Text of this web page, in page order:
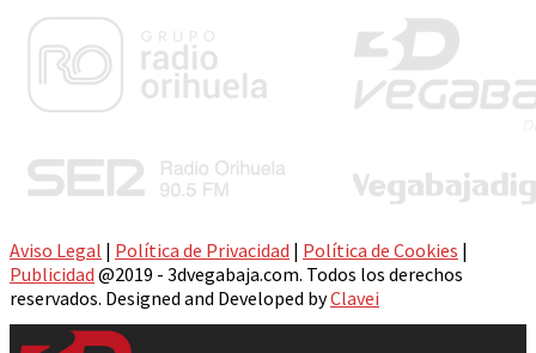
Aviso Legal | Política de Privacidad | Política de Cookies |
Publicidad @2019 - 3dvegabaja.com. Todos los derechos
reservados. Designed and Developed byClavei